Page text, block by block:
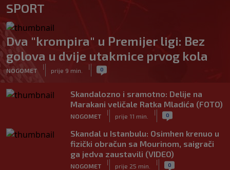
SPORT
Dva "krompira" u Premijer ligi: Bez
golova u dvije utakmice prvog kola
NOGOMET
|
prije 9 min.
| 0
Skandalozno i sramotno: Delije na
Marakani veličale Ratka Mladića (FOTO)
NOGOMET
|
prije 11 min.
| 0
Skandal u Istanbulu: Osimhen krenuo u
fizički obračun sa Mourinom, saigrači
ga jedva zaustavili (VIDEO)
NOGOMET
|
prije 25 min.
| 0